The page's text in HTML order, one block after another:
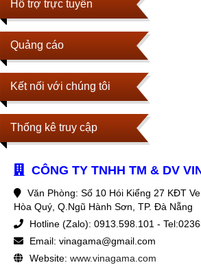
Hỗ trợ trực tuyến
Quảng cáo
Kết nối với chúng tôi
Thống kê truy cập
CÔNG TY TNHH TM & DV
Văn Phòng: Số 10 Hói Kiểng 27 KĐT
Hòa Quý, Q.Ngũ Hành Sơn, TP. Đà Nẵng
Hotline (Zalo): 0913.598.101 -
Email: vinagama@gmail.com
Website: www.vinagama.com